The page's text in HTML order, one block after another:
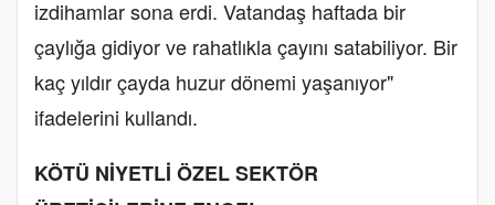
izdihamlar sona erdi. Vatandaş haftada bir
çaylığa gidiyor ve rahatlıkla çayını satabiliyor. Bir
kaç yıldır çayda huzur dönemi yaşanıyor"
ifadelerini kullandı.
KÖTÜ NİYETLİ ÖZEL SEKTÖR